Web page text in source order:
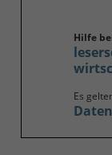
Hilfe
Es